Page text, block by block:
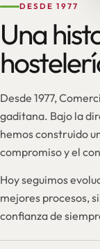
DESDE 1977
Una
Desde 1977,
gaditana. Bajo la
hemos construido
compromiso y el
Hoy seguimos
mejores procesos,
confianza de